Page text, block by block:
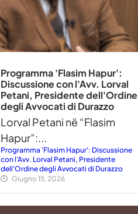
Programma 'Flasim Hapur':
Discussione con l'Avv. Lorval
Petani, Presidente dell'Ordine
degli Avvocati di Durazzo
Lorval Petani në “Flasim
Hapur”:...
Programma 'Flasim Hapur': Discussione
con l'Avv. Lorval Petani, Presidente
dell'Ordine degli Avvocati di Durazzo
Giugno 15, 2026